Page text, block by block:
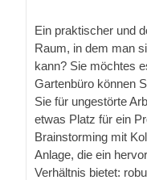
Ein praktischer und
Raum, in dem man
kann? Sie möchtes
Gartenbüro können
Sie für ungestörte
etwas Platz für ein
Brainstorming mit
Anlage, die ein
Verhältnis bietet: